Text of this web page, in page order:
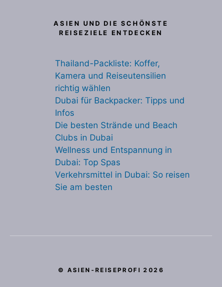
ASIEN UND DIE SCHÖNSTE
REISEZIELE ENTDECKEN
Thailand-Packliste: Koffer,
Kamera und Reiseutensilien
richtig wählen
Dubai für Backpacker: Tipps und
Infos
Die besten Strände und Beach
Clubs in Dubai
Wellness und Entspannung in
Dubai: Top Spas
Verkehrsmittel in Dubai: So reisen
Sie am besten
© ASIEN-REISEPROFI 2026